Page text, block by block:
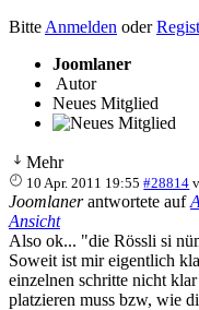
Bitte Anmelden oder
Joomlaner
Autor
Neues Mitglied
Mehr
10 Apr. 2011 19:55 #28814
Joomlanerantwortete auf
Ansicht
Also ok... "die Rössli si
Soweit ist mir eigentlich
einzelnen schritte nicht
platzieren muss bzw, wie